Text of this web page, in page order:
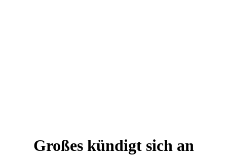
Großes kündigt sich an